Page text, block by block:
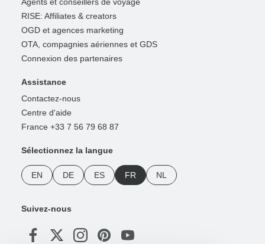
RISE: Affiliates & creators
OGD et agences marketing
OTA, compagnies aériennes et GDS
Connexion des partenaires
Assistance
Contactez-nous
Centre d'aide
France +33 7 56 79 68 87
Sélectionnez la langue
EN DE ES FR NL
Suivez-nous